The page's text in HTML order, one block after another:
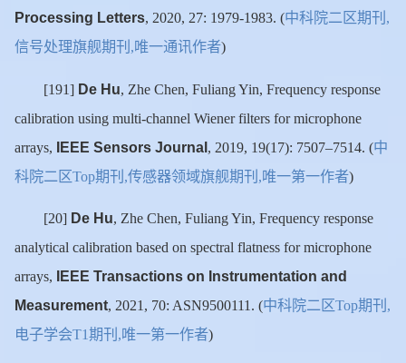
Processing Letters, 2020, 27: 1979-1983. (中科院二区期刊 ,
信号处理旗舰期刊 ,唯一通讯作者)
[191] De Hu, Zhe Chen, Fuliang Yin, Frequency response
calibration using multi-channel Wiener filters for microphone
arrays, IEEE Sensors Journal, 2019, 19(17): 7507–7514. (中
科院二区Top期刊 ,传感器领域旗舰期刊 ,唯一第一作者)
[20] De Hu, Zhe Chen, Fuliang Yin, Frequency response
analytical calibration based on spectral flatness for microphone
arrays, IEEE Transactions on Instrumentation and
Measurement, 2021, 70: ASN9500111. (中科院二区Top期刊 ,
电子学会T1期刊 ,唯一第一作者)